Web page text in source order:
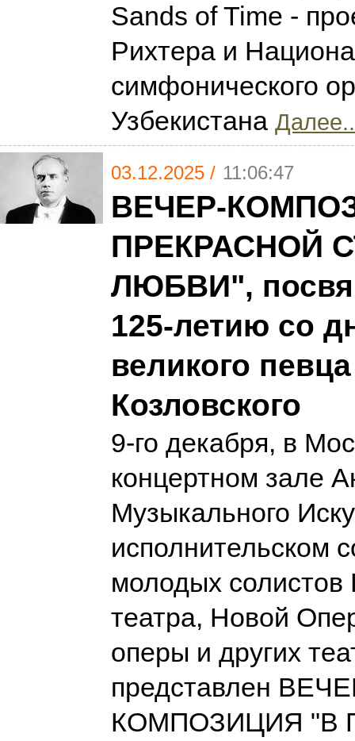
Sands of Time -
Рихтера и
симфонического
Узбекистана
03.12.2025 / 11:06:47
ВЕЧЕР-
ПРЕКРАСНОЙ
ЛЮБВИ",
125-летию со
великого
Козловского
9-го декабря, в
концертном зале
Музыкального
исполнительском
молодых солистов
театра, Новой
оперы и других
представлен
КОМПОЗИЦИЯ "В